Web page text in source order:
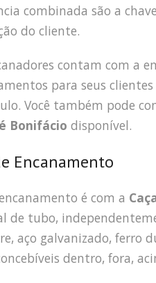
combinada são a
do cliente.
contam com a
para seus
Você também pode
Bonifácio disponível.
Encanamento
é com a
de tubo,
aço galvanizado, ferro
dentro, fora,